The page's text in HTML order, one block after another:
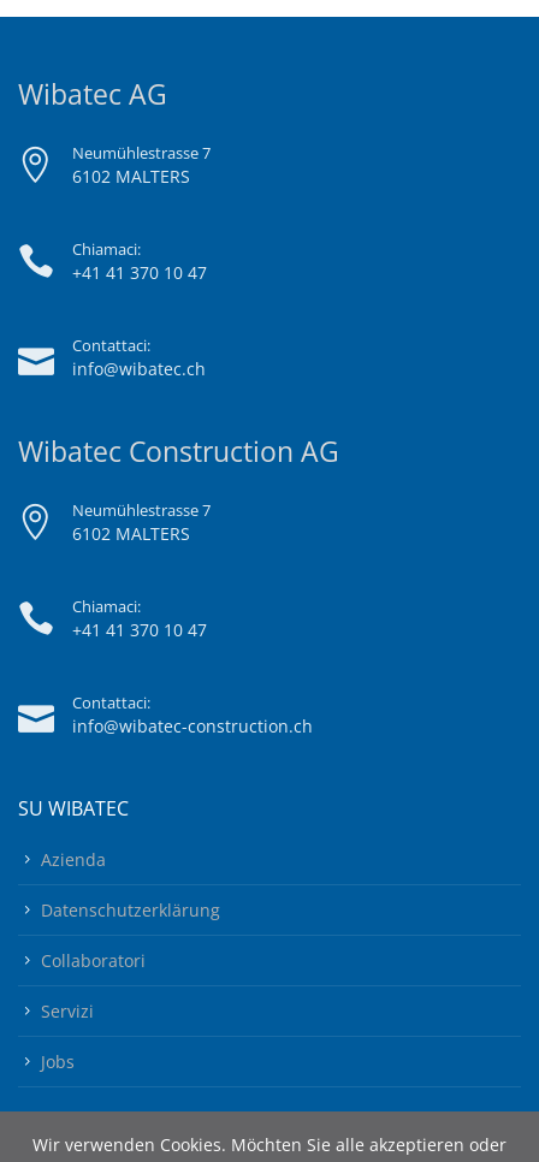
Wibatec AG
Neumühlestrasse 7
6102 MALTERS
Chiamaci:
+41 41 370 10 47
Contattaci:
info@wibatec.ch
Wibatec Construction AG
Neumühlestrasse 7
6102 MALTERS
Chiamaci:
+41 41 370 10 47
Contattaci:
info@wibatec-construction.ch
SU WIBATEC
Azienda
Datenschutzerklärung
Collaboratori
Servizi
Jobs
Wir verwenden Cookies. Möchten Sie alle akzeptieren oder